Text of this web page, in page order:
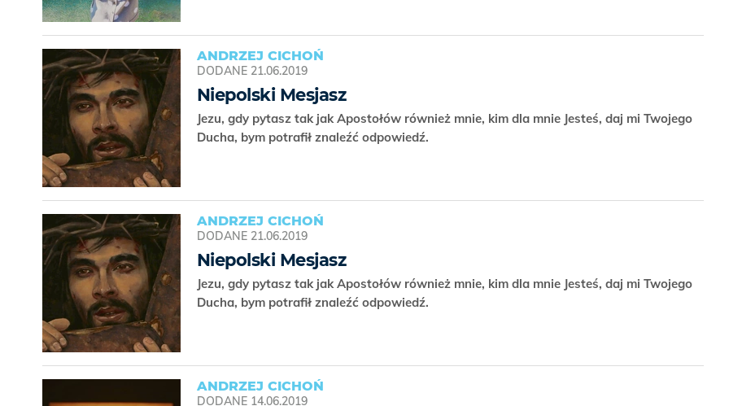
ANDRZEJ CICHOŃ
DODANE 21.06.2019
Niepolski Mesjasz
Jezu, gdy pytasz tak jak Apostołów również mnie, kim dla mnie Jesteś, daj mi Twojego
Ducha, bym potrafił znaleźć odpowiedź.
ANDRZEJ CICHOŃ
DODANE 21.06.2019
Niepolski Mesjasz
Jezu, gdy pytasz tak jak Apostołów również mnie, kim dla mnie Jesteś, daj mi Twojego
Ducha, bym potrafił znaleźć odpowiedź.
ANDRZEJ CICHOŃ
DODANE 14.06.2019